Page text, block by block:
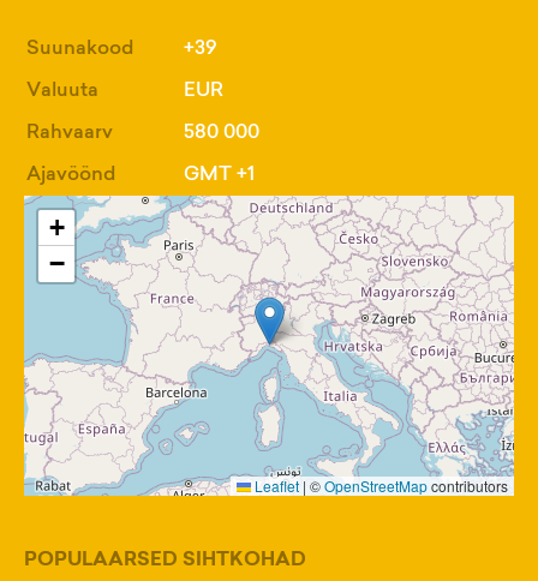
Suunakood
+39
Valuuta
EUR
Rahvaarv
580 000
Ajavöönd
GMT +1
+
−
Leaflet | ©OpenStreetMapcontributors
POPULAARSED SIHTKOHAD